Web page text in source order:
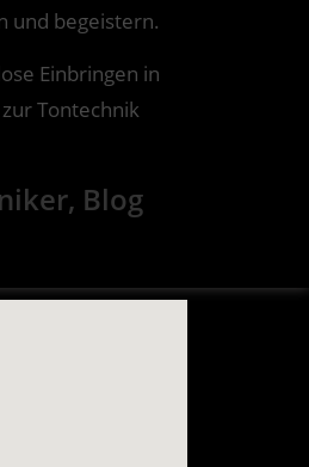
und begeistern.
Einbringen in
Tontechnik
Blog